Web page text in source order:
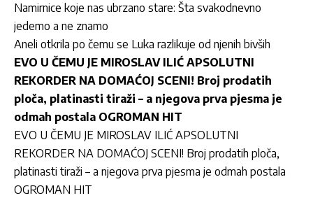
Namirnice koje nas ubrzano stare: Šta svakodnevno
jedemo a ne znamo
Aneli otkrila po čemu se Luka razlikuje od njenih bivših
EVO U ČEMU JE MIROSLAV ILIĆ APSOLUTNI
REKORDER NA DOMAĆOJ SCENI! Broj prodatih
ploča, platinasti tiraži – a njegova prva pjesma je
odmah postala OGROMAN HIT
EVO U ČEMU JE MIROSLAV ILIĆ APSOLUTNI
REKORDER NA DOMAĆOJ SCENI! Broj prodatih ploča,
platinasti tiraži – a njegova prva pjesma je odmah postala
OGROMAN HIT